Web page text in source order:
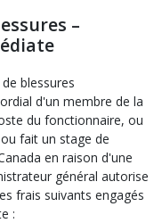
–
blessures
d'un membre de la
du fonctionnaire, ou
fait un stage de
en raison d'une
général autorise
frais suivants engagés
: